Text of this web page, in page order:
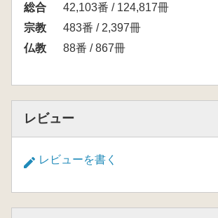
縁起かつぎ厄除・厄はらい―民俗信
く―…新谷尚紀
印と「鬼は外」の起源―古代寺院の
―…松尾恒一
総合
42,103番 / 124,817冊
宗教
483番 / 2,397冊
仏教
88番 / 867冊
レビュー
レビューを書く